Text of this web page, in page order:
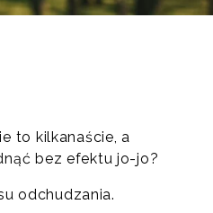
to kilkanaście, a
bez efektu jo-jo?
odchudzania.